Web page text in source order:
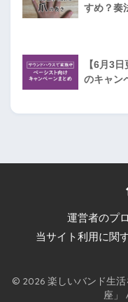
すめ？奏
【6月3
のキャン
運営者のプ
当サイト利用に関
© 2026 楽しいバンド生
座」